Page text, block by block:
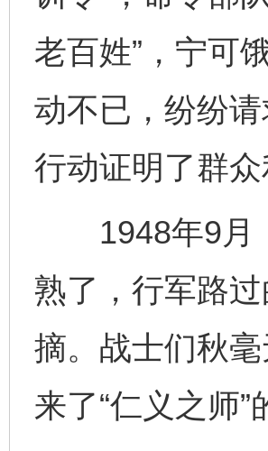
老百姓”，宁可
动不已，纷纷
行动证明了群
1948年9月，
熟了，行军路
摘。战士们秋
来了“仁义之师”